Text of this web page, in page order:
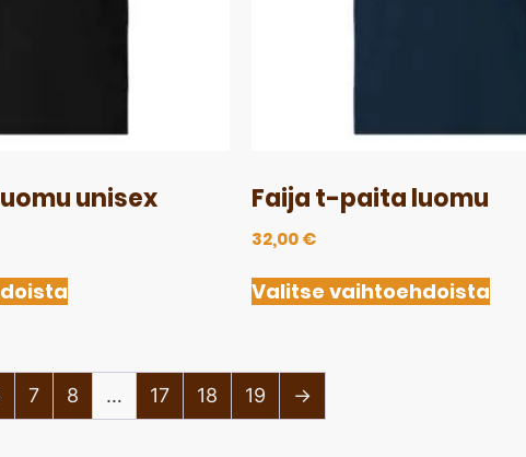
unisex Faija t-paita luomu
32,00€
Valitse vaihtoehdoista
7 8 … 17 18 19 →